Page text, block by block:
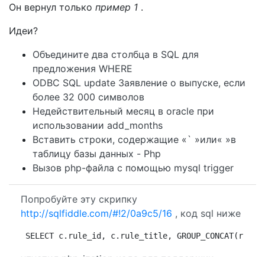
Он вернул только пример 1 .
Идеи?
Объедините два столбца в SQL для
предложения WHERE
ODBC SQL update Заявление о выпуске, если
более 32 000 символов
Недействительный месяц в oracle при
использовании add_months
Вставить строки, содержащие «` »или« »в
таблицу базы данных - Php
Вызов php-файла с помощью mysql trigger
Попробуйте эту скрипку
http://sqlfiddle.com/#!2/0a9c5/16 , код sql ниже
SELECT c.rule_id, c.rule_title,